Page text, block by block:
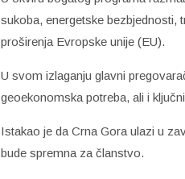
sukoba, energetske bezbjednosti,
proširenja Evropske unije (EU).
U svom izlaganju glavni
geoekonomska potreba, ali i
Istakao je da Crna Gora ulazi u
bude spremna za članstvo.